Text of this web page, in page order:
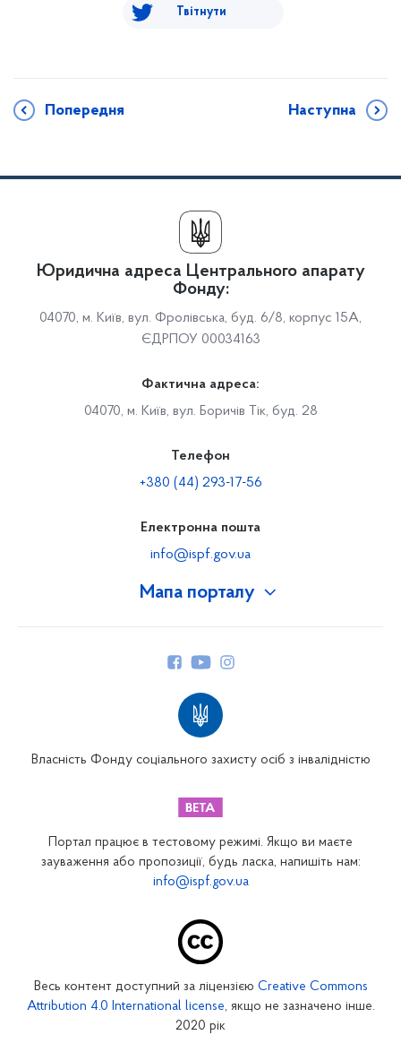
Твітнути
Попередня Наступна
Мапа порталу
Закарпатське відділення
Запорізьке відділення
Кіровоградське відділення
Юридична адреса Центрального апарату
Фонду:
04070, м. Київ, вул. Фролівська, буд. 6/8, корпус 15А,
ЄДРПОУ 00034163
Фактична адреса:
04070, м. Київ, вул. Боричів Тік, буд. 28
Телефон
+380 (44) 293-17-56
Електронна пошта
info@ispf.gov.ua
Власність Фонду соціального захисту осіб з інвалідністю
Портал працює в тестовому режимі. Якщо ви маєте
зауваження або пропозиції, будь ласка, напишіть нам:
info@ispf.gov.ua
Весь контент доступний за ліцензією Creative Commons
Attribution 4.0 International license, якщо не зазначено інше.
2020 рік